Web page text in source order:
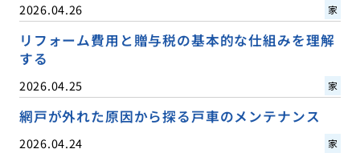
2026.04.26 家
リフォーム費用と贈与税の基本的な仕組みを理解
する
2026.04.25 家
網戸が外れた原因から探る戸車のメンテナンス
2026.04.24 家